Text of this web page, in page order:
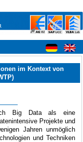
im Kontext von
Big Data als eine
Projekte und
Jahren unmöglich
und Techniken